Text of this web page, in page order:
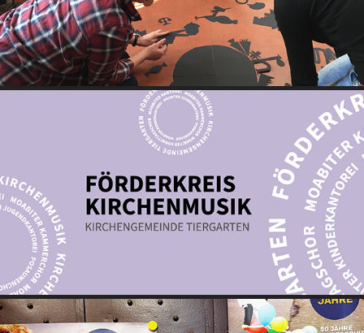
FÖRDERKREIS KIRCHENMUSIK TIERGARTEN – BRANDING